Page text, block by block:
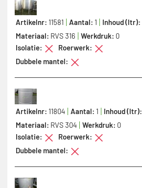
Artikelnr: 11581 Aantal: 1 Inhoud (ltr):
Materiaal: RVS 316 Werkdruk: 0
Isolatie:
Roerwerk:
Dubbele mantel:
Artikelnr: 11804 Aantal: 1 Inhoud (ltr):
Materiaal: RVS 304 Werkdruk: 0
Isolatie:
Roerwerk:
Dubbele mantel: